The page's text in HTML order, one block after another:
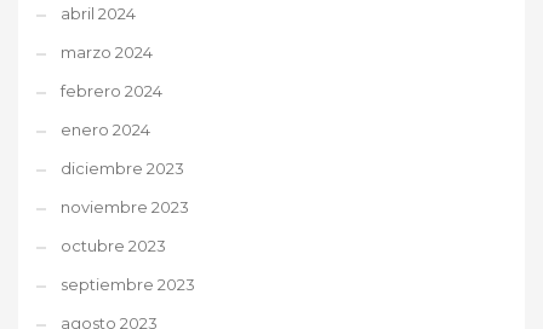
abril 2024
marzo 2024
febrero 2024
enero 2024
diciembre 2023
noviembre 2023
octubre 2023
septiembre 2023
agosto 2023